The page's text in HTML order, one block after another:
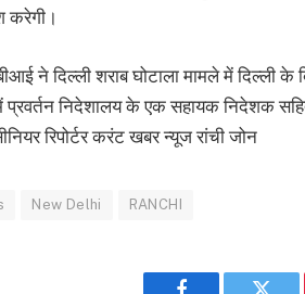
करेगी।
ने दिल्ली शराब घोटाला मामले में दिल्ली
निदेशालय के एक सहायक निदेशक
रिपोर्टर करंट खबर न्यूज रांची जोन
New Delhi RANCHI